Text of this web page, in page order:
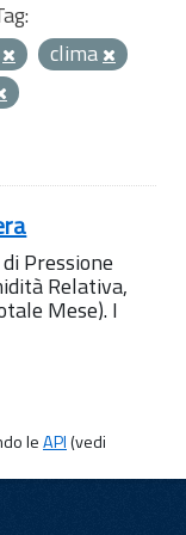
clima
Pressione
Relativa,
Mese). I
leAPI(vedi